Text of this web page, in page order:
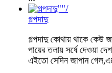
গল্পদাদু
গল্পদাদু কোথায় থাকে কেউ
পায়ের তলায় সর্ষে দেওয়া
এইতো সেদিন জাপান